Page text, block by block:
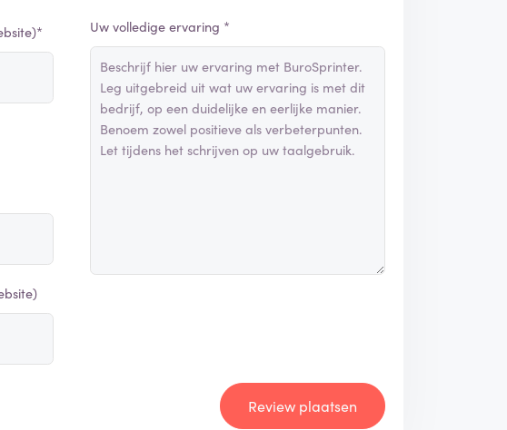
Uw volledige ervaring *
Review plaatsen